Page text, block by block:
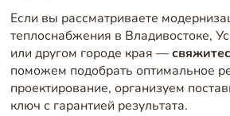
Если вы рассматриваете
теплоснабжения в Владивостоке,
или другом городе края —
поможем подобрать оптимальное
проектирование, организуем
ключ с гарантией результата.